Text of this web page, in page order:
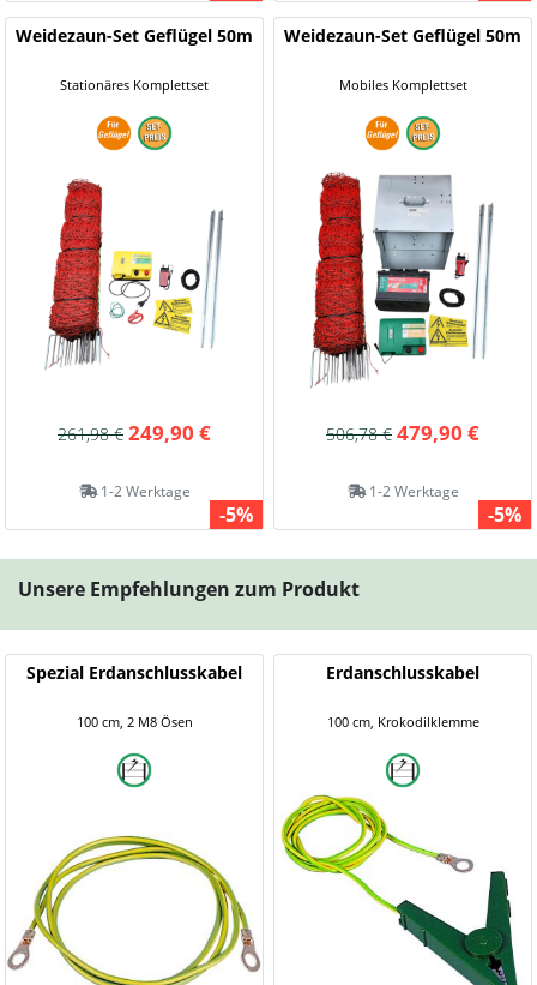
Weidezaun-Set Geflügel 50m
Stationäres Komplettset
261,98 € 249,90 €
1-2 Werktage
-5%
Weidezaun-Set Geflügel 50m
Mobiles Komplettset
506,78 € 479,90 €
1-2 Werktage
-5%
Unsere Empfehlungen zum Produkt
Spezial Erdanschlusskabel
100 cm, 2 M8 Ösen
Erdanschlusskabel
100 cm, Krokodilklemme